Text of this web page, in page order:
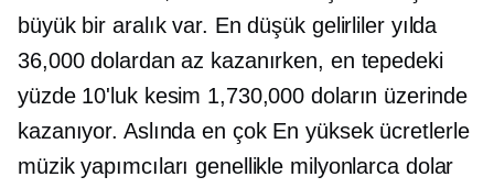
büyük bir aralık var. En düşük gelirliler yılda
36,000 dolardan az kazanırken, en tepedeki
yüzde 10'luk kesim 1,730,000 doların üzerinde
kazanıyor. Aslında en çok En yüksek ücretlerle
müzik yapımcıları genellikle milyonlarca dolar